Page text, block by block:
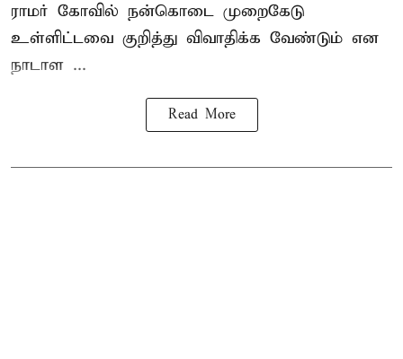
ராமர் கோவில் நன்கொடை முறைகேடு
உள்ளிட்டவை குறித்து விவாதிக்க வேண்டும் என
நாடாள ...
Read More